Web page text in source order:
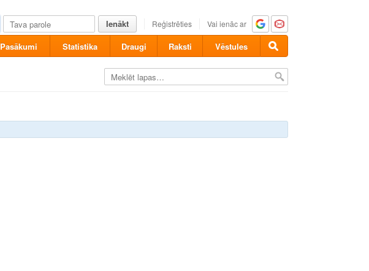
Ienākt Reģistrēties Vai ienāc ar
Pasākumi Statistika Draugi Raksti Vēstules